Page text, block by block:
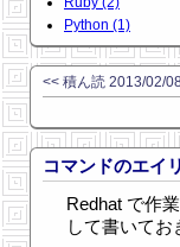
Python (1)
<< 積ん読 2013/02/
コマンドのエイ
Redhat で作
して書いてお